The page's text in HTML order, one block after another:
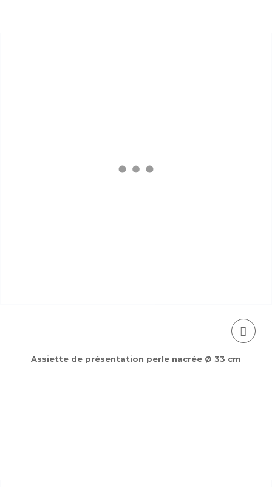
Assiette de présentation perle nacrée Ø 33 cm